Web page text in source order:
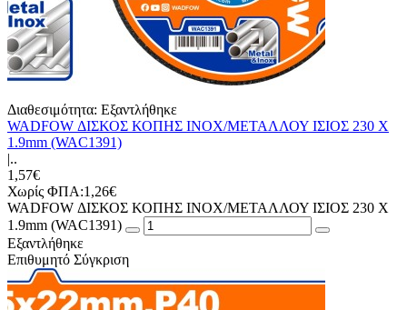
Διαθεσιμότητα: Εξαντλήθηκε
WADFOW ΔΙΣΚΟΣ ΚΟΠΗΣ ΙΝΟΧ/ΜΕΤΑΛΛΟΥ ΙΣΙΟΣ 230 Χ
1.9mm (WAC1391)
|..
1,57€
Χωρίς ΦΠΑ:1,26€
WADFOW ΔΙΣΚΟΣ ΚΟΠΗΣ ΙΝΟΧ/ΜΕΤΑΛΛΟΥ ΙΣΙΟΣ 230 Χ
1.9mm (WAC1391)
Εξαντλήθηκε
Επιθυμητό Σύγκριση